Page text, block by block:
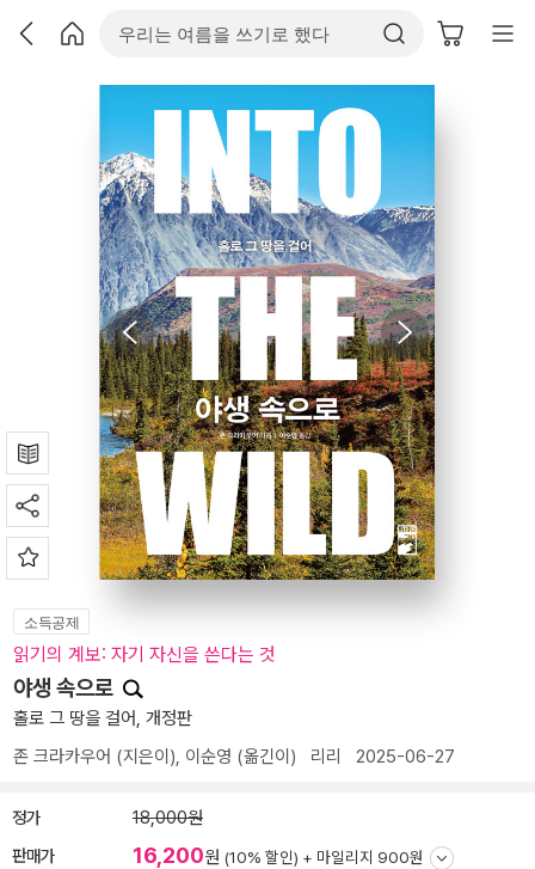
소득공제
읽기의 계보: 자기 자신을 쓴다는 것
야생 속으로
홀로 그 땅을 걸어, 개정판
존 크라카우어 (지은이), 이순영 (옮긴이) 리리 2025-06-27
정가 18,000원
판매가 16,200원 (10% 할인) + 마일리지 900원